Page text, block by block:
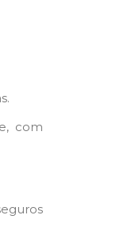
com